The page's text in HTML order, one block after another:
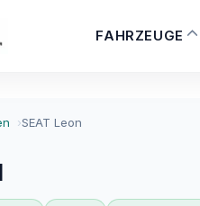
FAHRZEUGE
SEAT Leon